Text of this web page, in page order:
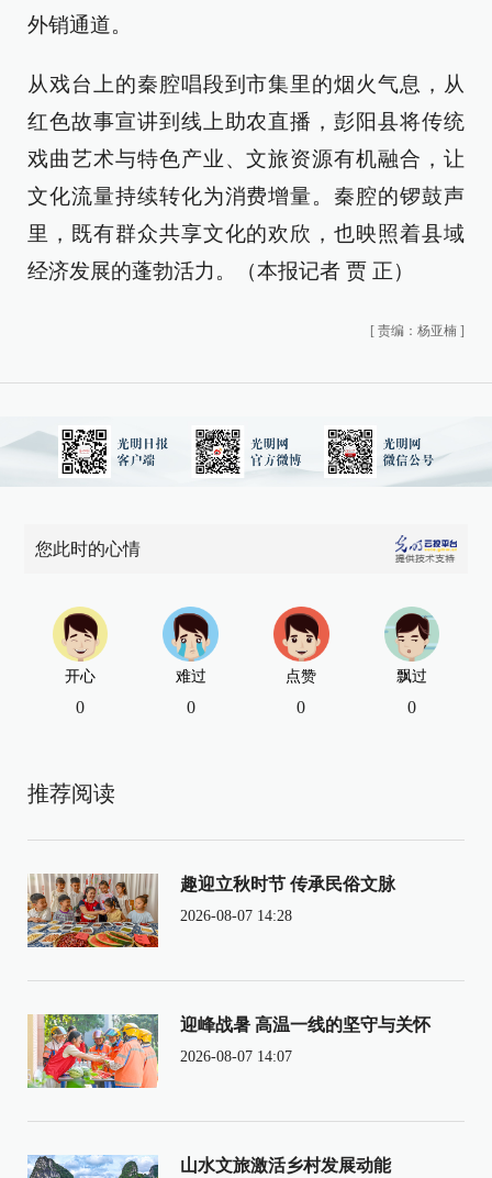
外销通道。
从戏台上的秦腔唱段到市集里的烟火气息，从
红色故事宣讲到线上助农直播，彭阳县将传统
戏曲艺术与特色产业、文旅资源有机融合，让
文化流量持续转化为消费增量。秦腔的锣鼓声
里，既有群众共享文化的欢欣，也映照着县域
经济发展的蓬勃活力。（本报记者 贾 正）
[ 责编：杨亚楠 ]
您此时的心情
开心
0
难过
0
点赞
0
飘过
0
推荐阅读
趣迎立秋时节 传承民俗文脉
2026-08-07 14:28
迎峰战暑 高温一线的坚守与关怀
2026-08-07 14:07
山水文旅激活乡村发展动能